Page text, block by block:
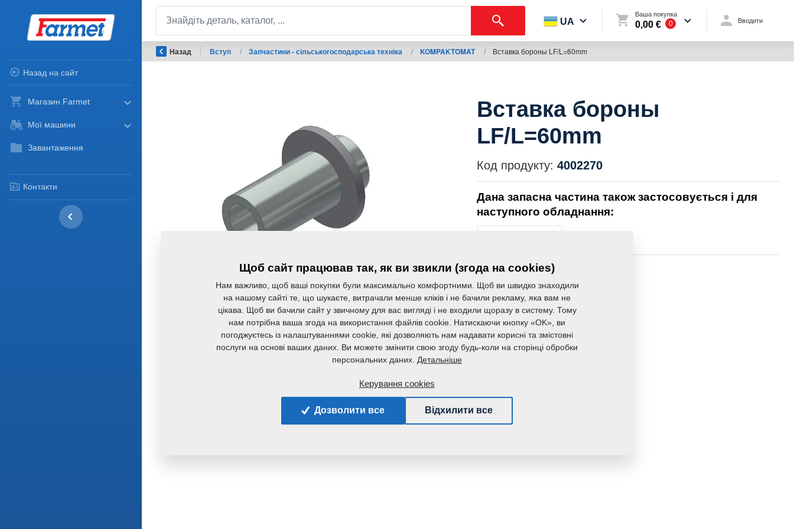
Назад на сайт
Магазин Farmet
Мої машини
Завантаження
Контакти
UA
Ваша покупка
0,00 € 0 Вводити
Назад Вступ / Запчастини - сільськогосподарська техніка / KOMPAKTOMAT / Вставка бороны LF/L=60mm
Вставка бороны
LF/L=60mm
Код продукту: 4002270
Дана запасна частина також застосовується і для
наступного обладнання:
KOMPAKTOMAT
Маса:
Щоб сайт працював так, як ви звикли (згода на cookies)
Нам важливо, щоб ваші покупки були максимально комфортними. Щоб ви швидко знаходили
на нашому сайті те, що шукаєте, витрачали менше кліків і не бачили рекламу, яка вам не
цікава. Щоб ви бачили сайт у звичному для вас вигляді і не входили щоразу в систему. Тому
нам потрібна ваша згода на використання файлів cookie. Натискаючи кнопку «OK», ви
погоджуєтесь із налаштуваннями cookie, які дозволяють нам надавати корисні та змістовні
послуги на основі ваших даних. Ви можете змінити свою згоду будь-коли на сторінці обробки
персональних даних. Детальніше
Керування cookies
Дозволити все Відхилити все